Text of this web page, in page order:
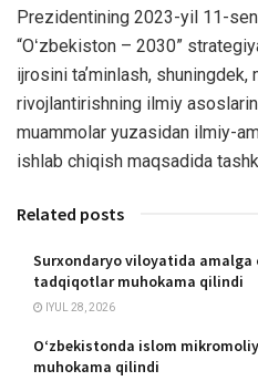
Prezidentining 2023-yil 11-
“Oʻzbekiston – 2030”
ijrosini taʼminlash,
rivojlantirishning ilmiy
muammolar yuzasidan ilmiy-
ishlab chiqish maqsadida
Related posts
Surxondaryo viloyatida
tadqiqotlar muhokama qilindi
IYUL 28, 2026
O‘zbekistonda islom
muhokama qilindi